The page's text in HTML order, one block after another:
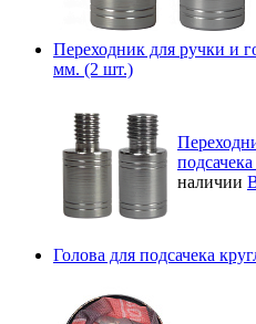
Переходник для ручки и
мм. (2 шт.)
наличии
Голова для подсачека